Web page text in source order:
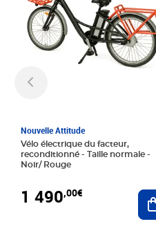
Nouvelle Attitude
Vélo électrique du facteur,
reconditionné - Taille normale -
Noir/ Rouge
1 490,00€